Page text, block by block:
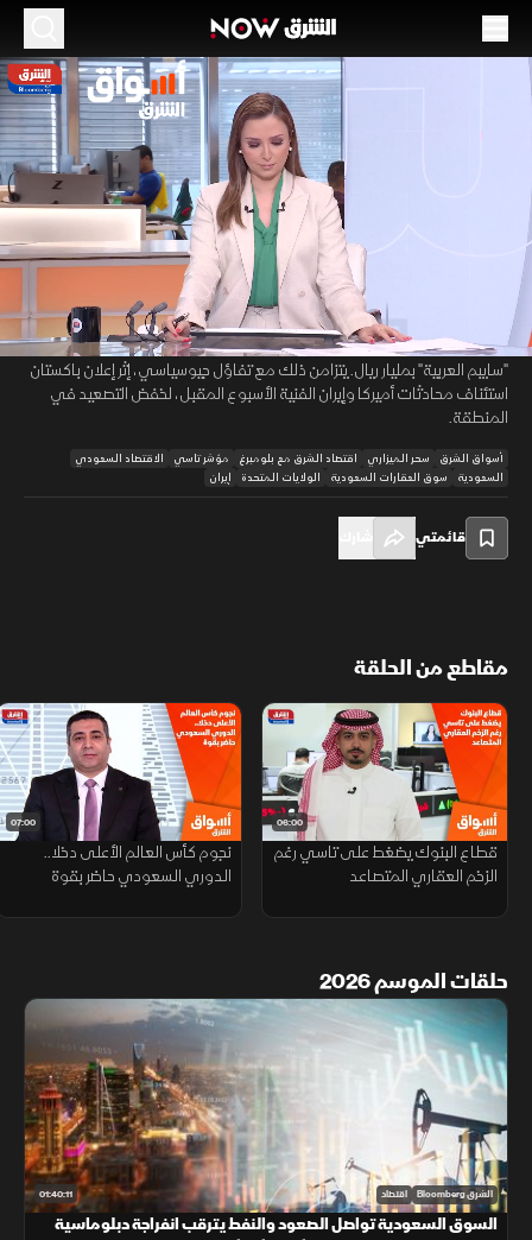
00:13/01:41:56
"تاسي" فوق 11000 نقطة.. و"أديس" تستحوذ
على "سايبم" بمليار ريال
01:41:56 اقتصاد
تماسك مؤشر "تاسي" فوق 11000 نقطة بمكاسب قوية، وسط تباين في
القياديات. وأقرت السعودية لائحة تملك الأجانب للعقارات، ليحقق القطاع
مكاسب جماعية. وتفاعلت السوق السعودية إيجابيا مع استحواذ "أديس" على
"سايبم العربية" بمليار ريال. يتزامن ذلك مع تفاؤل جيوسياسي، إثر إعلان باكستان
استئناف محادثات أميركا وإيران الفنية الأسبوع المقبل، لخفض التصعيد في
المنطقة.
أسواق الشرق سحر الميزاري اقتصاد الشرق مع بلومبرغ مؤشر تاسي
الاقتصاد السعودي
السعودية
سوق العقارات السعودية الولايات المتحدة إيران
قائمتي
مقاطع من الحلقة
06:00
قطاع البنوك يضغط على تاسي رغم
الزخم العقاري المتصاعد
07:00
نجوم كأس العالم الأعلى دخلا..
الدوري السعودي حاضر بقوة
حلقات الموسم 2026
01:40:11 الشرق Bloomberg اقتصاد
السوق السعودية تواصل الصعود والنفط يترقب انفراجة دبلوماسية